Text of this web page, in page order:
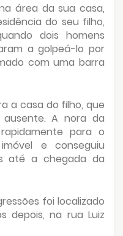
da sua casa,
do seu filho,
dois homens
a golpeá-lo por
com uma barra
casa do filho, que
A nora da
para o
e conseguiu
até a chegada da
foi localizado
depois, na rua Luiz